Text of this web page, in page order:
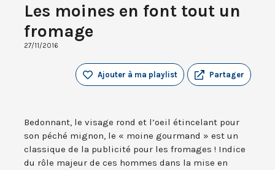
Les moines en font tout un
fromage
27/11/2016
Partager
Ajouter à ma playlist
Bedonnant, le visage rond et l’oeil étincelant pour
son péché mignon, le « moine gourmand » est un
classique de la publicité pour les fromages ! Indice
du rôle majeur de ces hommes dans la mise en